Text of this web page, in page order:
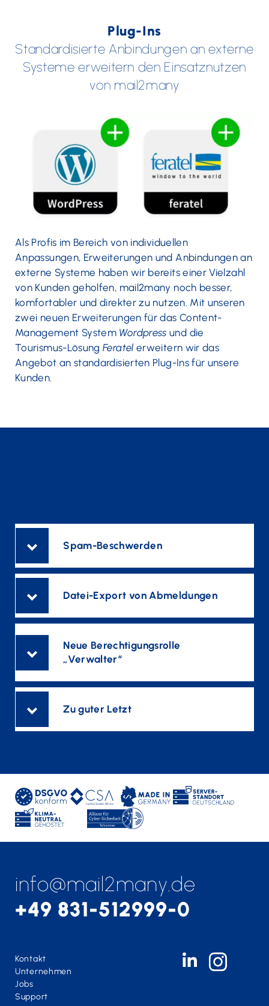
Plug-Ins
Standardisierte Anbindungen an externe
Systeme erweitern den Einsatznutzen
von mail2many
Als Profis im Bereich von individuellen
Anpassungen, Erweiterungen und Anbindungen an
externe Systeme haben wir bereits einer Vielzahl
von Kunden geholfen, mail2many noch besser,
komfortabler und direkter zu nutzen. Mit unseren
zwei neuen Erweiterungen für das Content-
Management System Wordpress und die
Tourismus-LösungFeratel erweitern wir das
Angebot an standardisierten Plug-Ins für unsere
Kunden.
Spam-Beschwerden
Datei-Export von Abmeldungen
Neue Berechtigungsrolle
„Verwalter“
Zu guter Letzt
info@mail2many.de
+49 831-512999-0
Kontakt
Unternehmen
Jobs
Support